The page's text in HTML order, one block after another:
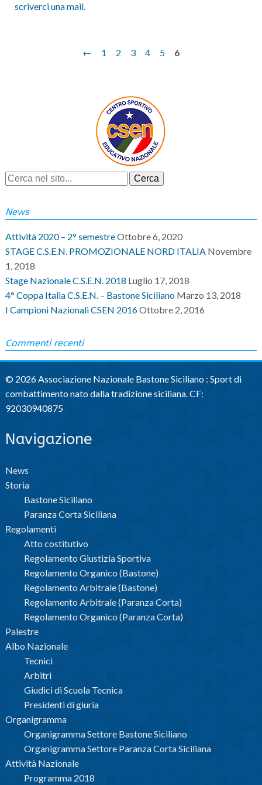
scriverci una mail.
← 1 2 3 4 5 6
News
Attività 2020 – 2° semestreOttobre 6, 2020
STAGE C.S.E.N. PROMOZIONALE NORD ITALIA Novembre
1, 2018
Stage Nazionale C.S.E.N. 2018 Luglio 17, 2018
4° Coppa Italia C.S.E.N. – Bastone Siciliano Marzo 13, 2018
I Campioni Nazionali CSEN 2016Ottobre 2, 2016
Commenti recenti
© 2026 Associazione Nazionale Bastone Siciliano : Sport di
combattimento nato dalla tradizione siciliana. CF:
92030940875
Navigazione
News
Storia
Bastone Siciliano
Paranza Corta Siciliana
Regolamenti
Atto costitutivo
Regolamento Giustizia Sportiva
Regolamento Organico (Bastone)
Regolamento Arbitrale (Bastone)
Regolamento Arbitrale (Paranza Corta)
Regolamento Organico (Paranza Corta)
Palestre
Albo Nazionale
Tecnici
Arbitri
Giudici di Scuola Tecnica
Presidenti di giuria
Organigramma
Organigramma Settore Bastone Siciliano
Organigramma Settore Paranza Corta Siciliana
Attività Nazionale
Programma 2018